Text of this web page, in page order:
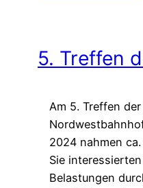
5. Treffen
Am 5. Treffen
2024 nahmen
Sie
Belastungen